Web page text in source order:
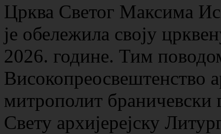
Црква Светог Максима
је обележила своју
2026. године. Тим
Високопреосвештенство
митрополит браничевски
Свету архијерејску